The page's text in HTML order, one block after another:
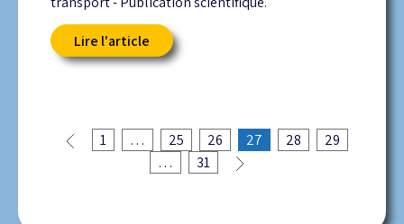
Lire l'article
1 … 25 26 27 28
29
…
31